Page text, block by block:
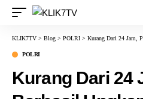
KLIK7TV > Blog > POLRI > Kurang Dari 24 Jam, Polisi
POLRI
Kurang Dari 24